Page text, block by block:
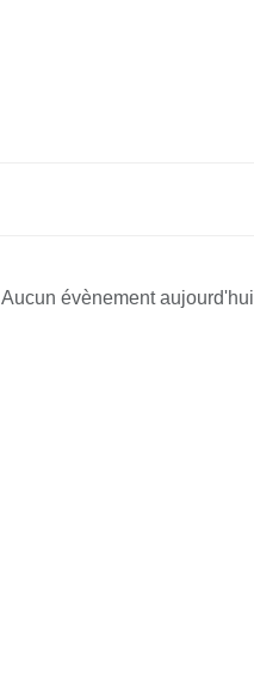
Aucun évènement aujourd'hui